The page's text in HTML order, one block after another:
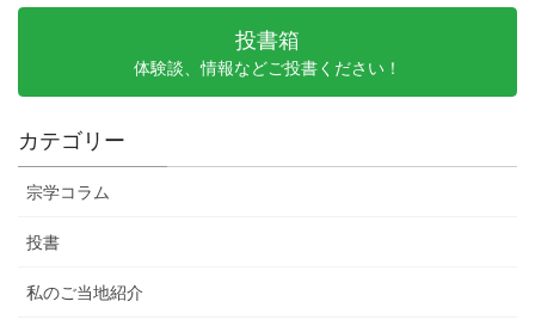
投書箱
体験談、情報などご投書ください！
カテゴリー
宗学コラム
投書
私のご当地紹介